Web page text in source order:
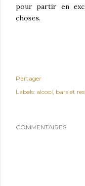
pour partir en
choses.
Partager
Labels: alcool bars et
COMMENTAIRES